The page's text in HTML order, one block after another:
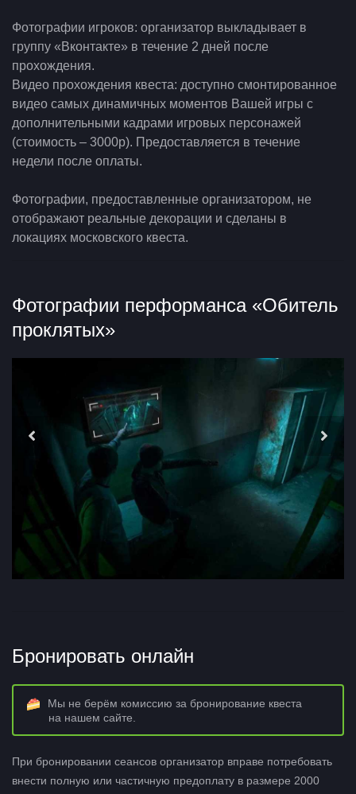
Фотографии игроков: организатор выкладывает в
группу «Вконтакте» в течение 2 дней после
прохождения.
Видео прохождения квеста: доступно смонтированное
видео самых динамичных моментов Вашей игры с
дополнительными кадрами игровых персонажей
(стоимость – 3000р). Предоставляется в течение
недели после оплаты.
Фотографии, предоставленные организатором, не
отображают реальные декорации и сделаны в
локациях московского квеста.
Фотографии перформанса «Обитель
проклятых»
Бронировать онлайн
Мы не берём комиссию за бронирование квеста
на нашем сайте.
При бронировании сеансов организатор вправе потребовать
внести полную или частичную предоплату в размере 2000